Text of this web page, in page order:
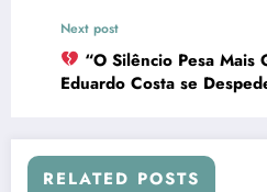
Next post
“O Silêncio Pesa Mais
Eduardo Costa se
RELATED POSTS